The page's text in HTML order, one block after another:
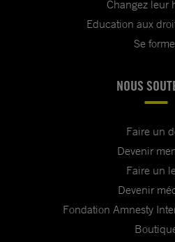
Changez leur
Education aux
Se
NOUS
Faire un
Devenir
Faire un
Devenir
Fondation Amnesty